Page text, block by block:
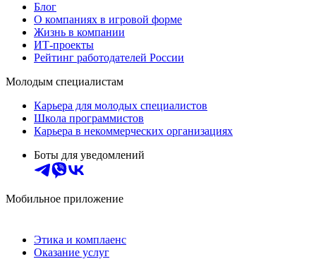
Блог
О компаниях в игровой форме
Жизнь в компании
ИТ-проекты
Рейтинг работодателей России
Молодым специалистам
Карьера для молодых специалистов
Школа программистов
Карьера в некоммерческих организациях
Боты для уведомлений
Мобильное приложение
Этика и комплаенс
Оказание услуг